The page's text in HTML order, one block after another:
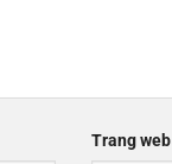
Trang web